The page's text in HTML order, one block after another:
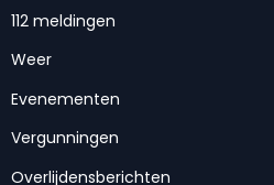
112 meldingen
Weer
Evenementen
Vergunningen
Overlijdensberichten